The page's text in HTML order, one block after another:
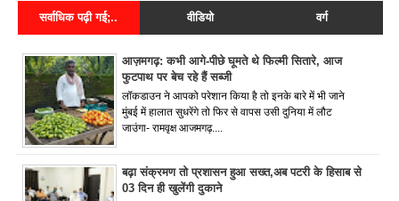
सर्वाधिक पढ़ी गई;.. वीडियो वर्ग
आज़मगढ़: कभी आगे-पीछे घूमते थे फिल्मी सितारे, आज
फुटपाथ पर बेच रहे हैं सब्जी
लॉकडाउन ने आपको परेशान किया है तो इनके बारे में भी जाने
मुंबई में हालात सुधरेंगे तो फिर से वापस उसी दुनिया में लौट
जाउंगा- रामवृक्ष आजमगढ़....
बढ़ा संक्रमण तो प्रशासन हुआ सख्त,अब पटरी के हिसाब से
03 दिन ही खुलेंगी दुकाने